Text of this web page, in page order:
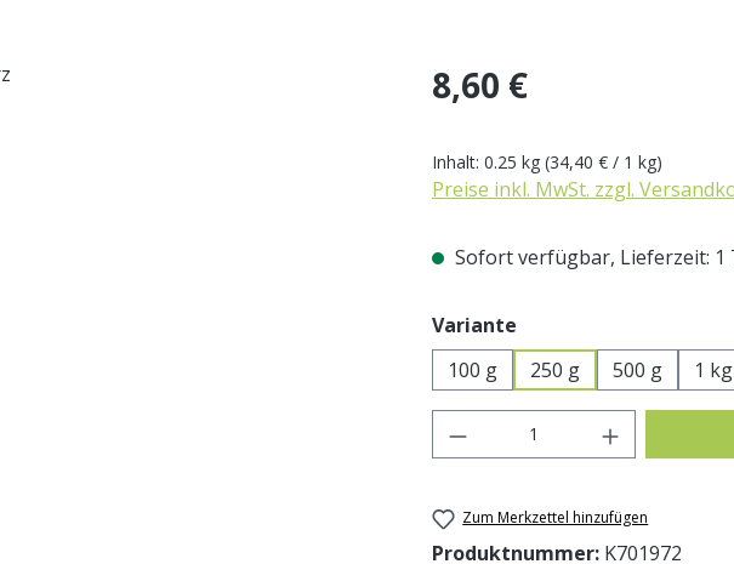
Regulärer Preis:
8,60 €
Inhalt: 0.25 kg (34,40 € / 1 kg)
Preise inkl. MwSt. zzgl.
Sofort verfügbar, Lieferzeit: 1
Variante
100 g
250 g 500 g 1 kg
Produkt Anzahl: Gib
Zum Merkzettel hinzufügen
Produktnummer: K701972